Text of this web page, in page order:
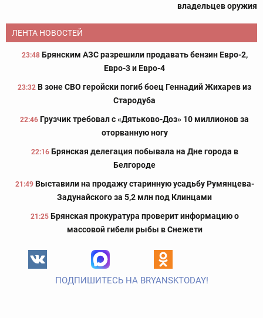
владельцев оружия
ЛЕНТА НОВОСТЕЙ
23:48 Брянским АЗС разрешили продавать бензин Евро-2,
Евро-3 и Евро-4
23:32 В зоне СВО геройски погиб боец Геннадий Жихарев из
Стародуба
22:46 Грузчик требовал с «Дятьково-Доз» 10 миллионов за
оторванную ногу
22:16 Брянская делегация побывала на Дне города в
Белгороде
21:49 Выставили на продажу старинную усадьбу Румянцева-
Задунайского за 5,2 млн под Клинцами
21:25 Брянская прокуратура проверит информацию о
массовой гибели рыбы в Снежети
ПОДПИШИТЕСЬ НА BRYANSKTODAY!